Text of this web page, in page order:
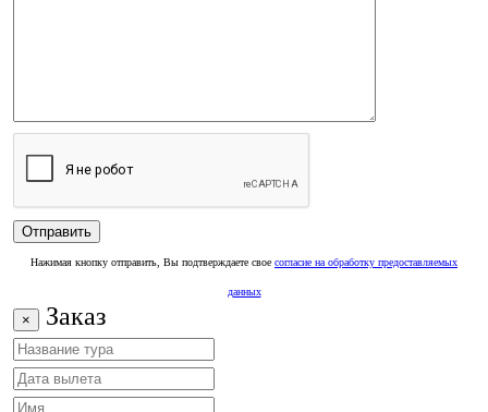
Нажимая кнопку отправить, Вы подтверждаете свое согласие на обработку предоставляемых
данных
× Заказ